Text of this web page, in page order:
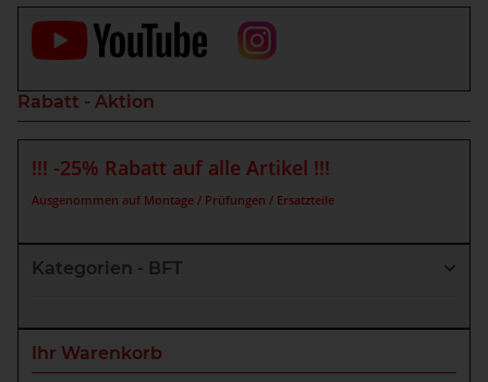
Rabatt - Aktion
!!! -25% Rabatt auf alle Artikel !!!
Ausgenommen auf Montage / Prüfungen / Ersatzteile
Kategorien - BFT
Ihr Warenkorb